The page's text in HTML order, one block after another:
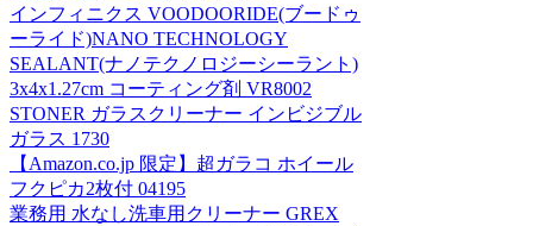
インフィニクス VOODOORIDE(ブードゥ
ーライド)NANO TECHNOLOGY
SEALANT(ナノテクノロジーシーラント)
3x4x1.27cm コーティング剤 VR8002
STONER ガラスクリーナー インビジブル
ガラス 1730
【Amazon.co.jp 限定】超ガラコ ホイール
フクピカ2枚付 04195
業務用 水なし洗車用クリーナー GREX